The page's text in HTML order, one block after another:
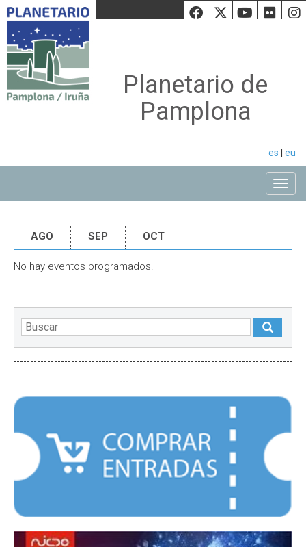
Facebook
Twiiter
Planetario de
Pamplona
es eu
AGO SEP OCT
No hay eventos programados.